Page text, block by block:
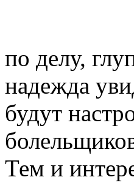
по делу,
надежда
будут
Тем и